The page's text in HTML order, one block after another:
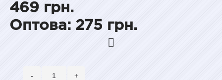
469 грн.
Оптова: 275 грн.
- +